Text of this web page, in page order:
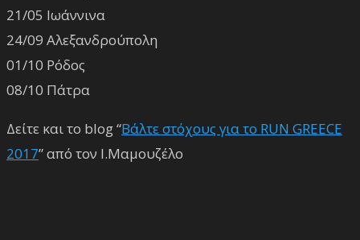
21/05 Ιωάννινα
24/09 Αλεξανδρούπολη
01/10 Ρόδος
08/10 Πάτρα
Δείτε και το blog “Βάλτε στόχους για το RUN GREECE
2017” από τον Ι.Μαμουζέλο